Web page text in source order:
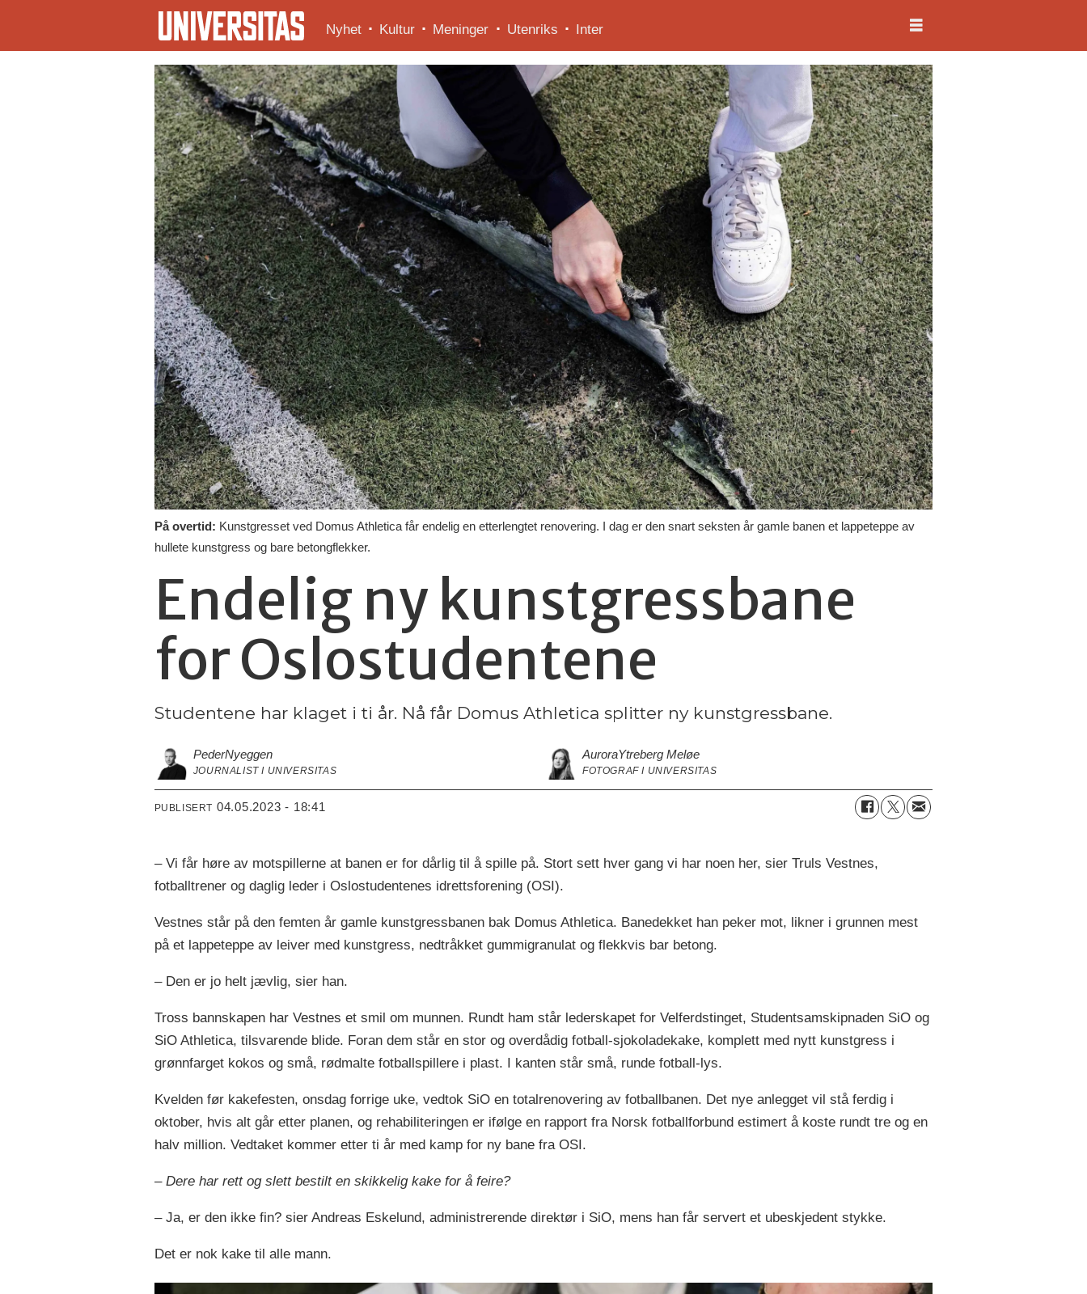
Nyhet Kultur Meninger Utenriks Inter
På overtid: Kunstgresset ved Domus Athletica får endelig en etterlengtet renovering. I dag er den snart seksten år gamle banen et lappeteppe av
hullete kunstgress og bare betongflekker.
Endelig ny kunstgressbane
for Oslostudentene
Studentene har klaget i ti år. Nå får Domus Athletica splitter ny kunstgressbane.
PederNyeggen
JOURNALIST I UNIVERSITAS
AuroraYtreberg Meløe
FOTOGRAF I UNIVERSITAS
PUBLISERT 04.05.2023 - 18:41
– Vi får høre av motspillerne at banen er for dårlig til å spille på. Stort sett hver gang vi har noen her, sier Truls Vestnes,
fotballtrener og daglig leder i Oslostudentenes idrettsforening (OSI).
Vestnes står på den femten år gamle kunstgressbanen bak Domus Athletica. Banedekket han peker mot, likner i grunnen mest
på et lappeteppe av leiver med kunstgress, nedtråkket gummigranulat og flekkvis bar betong.
– Den er jo helt jævlig, sier han.
Tross bannskapen har Vestnes et smil om munnen. Rundt ham står lederskapet for Velferdstinget, Studentsamskipnaden SiO og
SiO Athletica, tilsvarende blide. Foran dem står en stor og overdådig fotball-sjokoladekake, komplett med nytt kunstgress i
grønnfarget kokos og små, rødmalte fotballspillere i plast. I kanten står små, runde fotball-lys.
Kvelden før kakefesten, onsdag forrige uke, vedtok SiO en totalrenovering av fotballbanen. Det nye anlegget vil stå ferdig i
oktober, hvis alt går etter planen, og rehabiliteringen er ifølge en rapport fra Norsk fotballforbund estimert å koste rundt tre og en
halv million. Vedtaket kommer etter ti år med kamp for ny bane fra OSI.
– Dere har rett og slett bestilt en skikkelig kake for å feire?
– Ja, er den ikke fin? sier Andreas Eskelund, administrerende direktør i SiO, mens han får servert et ubeskjedent stykke.
Det er nok kake til alle mann.